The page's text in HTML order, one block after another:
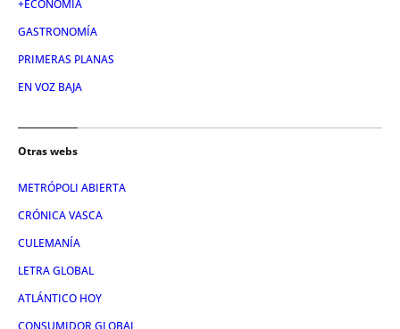
+ECONOMÍA
GASTRONOMÍA
PRIMERAS PLANAS
EN VOZ BAJA
Otras webs
METRÓPOLI ABIERTA
CRÓNICA VASCA
CULEMANÍA
LETRA GLOBAL
ATLÁNTICO HOY
CONSUMIDOR GLOBAL